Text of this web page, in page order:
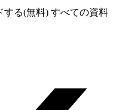
する(無料) すべての資料